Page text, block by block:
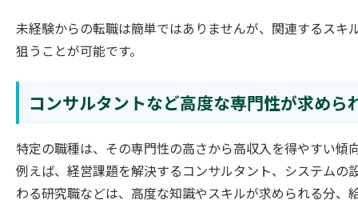
未経験からの転職は簡単ではありませんが、関連するス
狙うことが可能です。
コンサルタントなど高度な専門性が求めら
特定の職種は、その専門性の高さから高収入を得やすい傾
例えば、経営課題を解決するコンサルタント、システム
わる研究職などは、高度な知識やスキルが求められる分、